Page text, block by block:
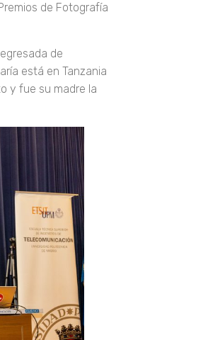
de Fotografía
de
está en Tanzania
y fue su madre la